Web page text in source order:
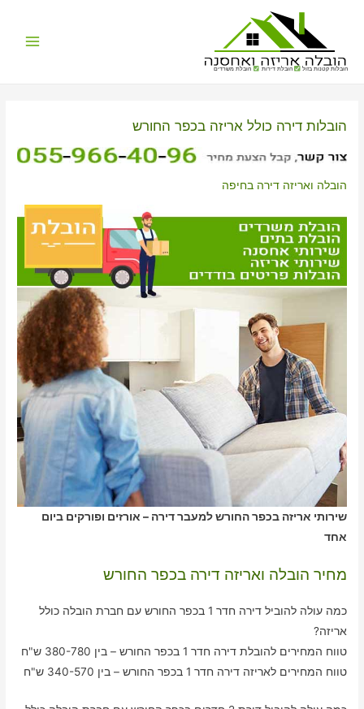
הובלות קטנות בזול הובלת דירות הובלת משרדים
הובלות דירה כולל אריזה בכפר החורש
הובלה ואריזה דירה בחיפה
שירותי אריזה בכפר החורש למעבר דירה – אורזים ופורקים ביום
אחד
מחיר הובלה ואריזה דירה בכפר החורש
כמה עולה להוביל דירה חדר 1 בכפר החורש עם חברת הובלה כולל
אריזה?
טווח המחירים להובלת דירה חדר 1 בכפר החורש – בין 380-780 ש"ח
טווח המחירים לאריזה דירה חדר 1 בכפר החורש – בין 340-570 ש"ח